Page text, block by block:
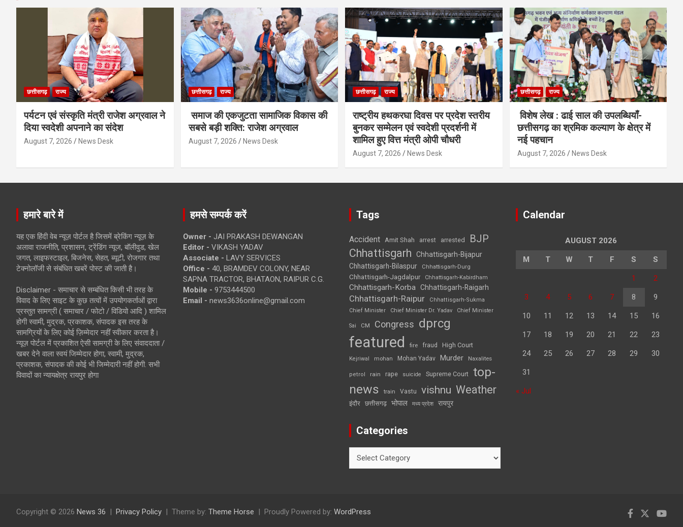
छत्तीसगढ़ राज्य
पर्यटन एवं संस्कृति मंत्री राजेश अग्रवाल ने
दिया स्वदेशी अपनाने का संदेश
August 7, 2026 News Desk
छत्तीसगढ़ राज्य
समाज की एकजुटता सामाजिक विकास की
सबसे बड़ी शक्ति: राजेश अग्रवाल
August 7, 2026 News Desk
छत्तीसगढ़ राज्य
राष्ट्रीय हथकरघा दिवस पर प्रदेश स्तरीय
बुनकर सम्मेलन एवं स्वदेशी प्रदर्शनी में
शामिल हुए वित्त मंत्री ओपी चौधरी
August 7, 2026 News Desk
छत्तीसगढ़ राज्य
विशेष लेख : ढाई साल की उपलब्धियाँ-
छत्तीसगढ़ का श्रमिक कल्याण के क्षेत्र में
नई पहचान
August 7, 2026 News Desk
हमारे बारे में
यह एक हिंदी वेब न्यूज़ पोर्टल है जिसमें ब्रेकिंग न्यूज़ के
अलावा राजनीति, प्रशासन, ट्रेंडिंग न्यूज, बॉलीवुड, खेल
जगत, लाइफस्टाइल, बिजनेस, सेहत, ब्यूटी, रोजगार तथा
टेक्नोलॉजी से संबंधित खबरें पोस्ट की जाती है।
Disclaimer - समाचार से सम्बंधित किसी भी तरह के
विवाद के लिए साइट के कुछ तत्वों में उपयोगकर्ताओं द्वारा
प्रस्तुत सामग्री ( समाचार / फोटो / विडियो आदि ) शामिल
होगी स्वामी, मुद्रक, प्रकाशक, संपादक इस तरह के
सामग्रियों के लिए कोई ज़िम्मेदार नहीं स्वीकार करता है।
न्यूज़ पोर्टल में प्रकाशित ऐसी सामग्री के लिए संवाददाता /
खबर देने वाला स्वयं जिम्मेदार होगा, स्वामी, मुद्रक,
प्रकाशक, संपादक की कोई भी जिम्मेदारी नहीं होगी. सभी
विवादों का न्यायक्षेत्र रायपुर होगा
हमसे सम्पर्क करें
Owner - JAI PRAKASH DEWANGAN
Editor - VIKASH YADAV
Associate - LAVY SERVICES
Office - 40, BRAMDEV COLONY, NEAR
SAPNA TRACTOR, BHATAON, RAIPUR C.G.
Mobile - 9753444500
Email - news3636online@gmail.com
Tags
Accident Amit Shah arrest arrested BJP
Chhattisgarh
Chhattisgarh-Bijapur
Chhattisgarh-Bilaspur
Chhattisgarh-Durg
Chhattisgarh-Jagdalpur Chhattisgarh-Kabirdham
Chhattisgarh-Korba Chhattisgarh-Raigarh
Chhattisgarh-Raipur
Chhattisgarh-Sukma
Chief Minister
Chief Minister Dr. Yadav Chief Minister
Sai CM Congress dprcg
featured fire fraud High Court
Kejriwal mohan Mohan Yadav Murder Naxalites
petrol rain rape suicide Supreme Court top-
news
train Vastu vishnu Weather
इंदौर छत्तीसगढ़ भोपाल मध्य प्रदेश रायपुर
Categories
Calendar
AUGUST 2026
M T W T F S S
1 2
3 4 5 6 7 8 9
10 11 12 13 14 15 16
17 18 19 20 21 22 23
24 25 26 27 28 29 30
31
« Jul
Copyright © 2026 News 36 Privacy Policy Theme by: Theme Horse Proudly Powered by: WordPress